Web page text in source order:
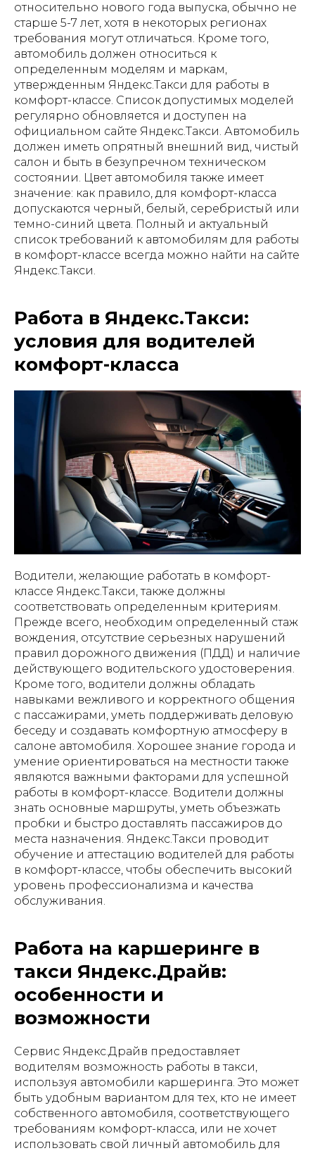
относительно нового года выпуска, обычно не
старше 5-7 лет, хотя в некоторых регионах
требования могут отличаться. Кроме того,
автомобиль должен относиться к
определенным моделям и маркам,
утвержденным Яндекс.Такси для работы в
комфорт-классе. Список допустимых моделей
регулярно обновляется и доступен на
официальном сайте Яндекс.Такси. Автомобиль
должен иметь опрятный внешний вид, чистый
салон и быть в безупречном техническом
состоянии. Цвет автомобиля также имеет
значение: как правило, для комфорт-класса
допускаются черный, белый, серебристый или
темно-синий цвета. Полный и актуальный
список требований к автомобилям для работы
в комфорт-классе всегда можно найти на сайте
Яндекс.Такси.
Работа в Яндекс.Такси:
условия для водителей
комфорт-класса
Водители, желающие работать в комфорт-
классе Яндекс.Такси, также должны
соответствовать определенным критериям.
Прежде всего, необходим определенный стаж
вождения, отсутствие серьезных нарушений
правил дорожного движения (ПДД) и наличие
действующего водительского удостоверения.
Кроме того, водители должны обладать
навыками вежливого и корректного общения
с пассажирами, уметь поддерживать деловую
беседу и создавать комфортную атмосферу в
салоне автомобиля. Хорошее знание города и
умение ориентироваться на местности также
являются важными факторами для успешной
работы в комфорт-классе. Водители должны
знать основные маршруты, уметь объезжать
пробки и быстро доставлять пассажиров до
места назначения. Яндекс.Такси проводит
обучение и аттестацию водителей для работы
в комфорт-классе, чтобы обеспечить высокий
уровень профессионализма и качества
обслуживания.
Работа на каршеринге в
такси Яндекс.Драйв:
особенности и
возможности
Сервис Яндекс.Драйв предоставляет
водителям возможность работы в такси,
используя автомобили каршеринга. Это может
быть удобным вариантом для тех, кто не имеет
собственного автомобиля, соответствующего
требованиям комфорт-класса, или не хочет
использовать свой личный автомобиль для